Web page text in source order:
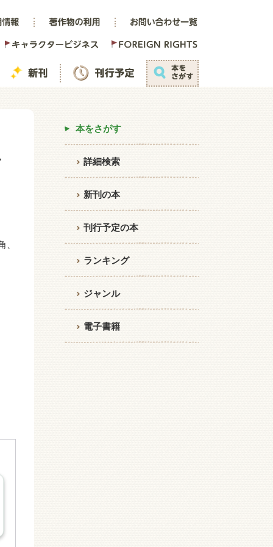
本をさがす
詳細検索
新刊の本
刊行予定の本
ランキング
ジャンル
電子書籍